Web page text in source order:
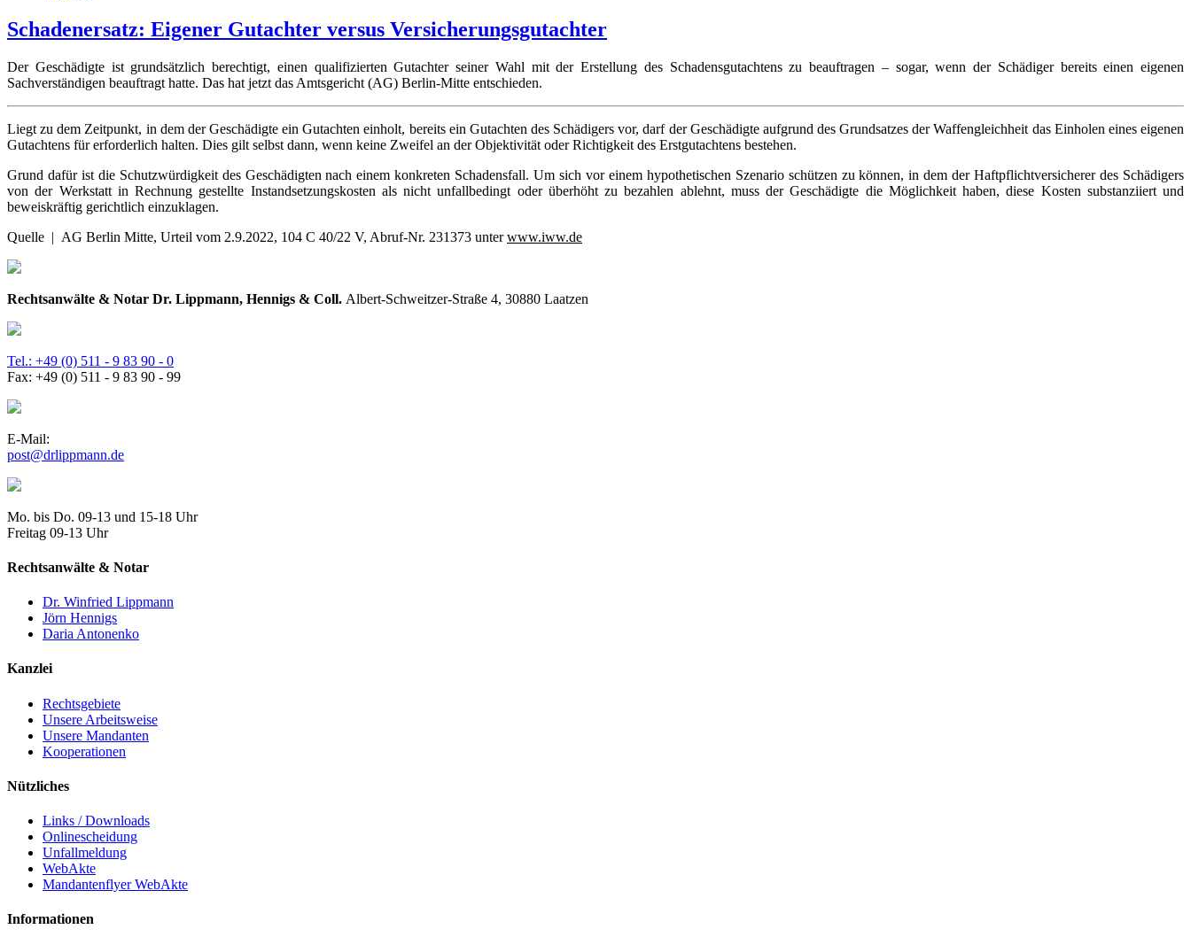
Schadenersatz: Eigener Gutachter versus Versicherungsgutachter
Der Geschädigte ist grundsätzlich berechtigt, einen qualifizierten Gutachter seiner Wahl mit der Erstellung des Schadensgutachtens zu beauftragen – sogar, wenn der Schädiger bereits einen eigenen
Sachverständigen beauftragt hatte. Das hat jetzt das Amtsgericht (AG) Berlin-Mitte entschieden.
Liegt zu dem Zeitpunkt, in dem der Geschädigte ein Gutachten einholt, bereits ein Gutachten des Schädigers vor, darf der Geschädigte aufgrund des Grundsatzes der Waffengleichheit das Einholen eines eigenen
Gutachtens für erforderlich halten. Dies gilt selbst dann, wenn keine Zweifel an der Objektivität oder Richtigkeit des Erstgutachtens bestehen.
Grund dafür ist die Schutzwürdigkeit des Geschädigten nach einem konkreten Schadensfall. Um sich vor einem hypothetischen Szenario schützen zu können, in dem der Haftpflichtversicherer des Schädigers
von der Werkstatt in Rechnung gestellte Instandsetzungskosten als nicht unfallbedingt oder überhöht zu bezahlen ablehnt, muss der Geschädigte die Möglichkeit haben, diese Kosten substanziiert und
beweiskräftig gerichtlich einzuklagen.
Quelle | AG Berlin Mitte, Urteil vom 2.9.2022, 104 C 40/22 V, Abruf-Nr. 231373 unterwww.iww.de
Rechtsanwälte & Notar Dr. Lippmann, Hennigs & Coll. Albert-Schweitzer-Straße 4, 30880 Laatzen
Tel.: +49 (0) 511 - 9 83 90 - 0
Fax: +49 (0) 511 - 9 83 90 - 99
E-Mail:
post@drlippmann.de
Mo. bis Do. 09-13 und 15-18 Uhr
Freitag 09-13 Uhr
Rechtsanwälte & Notar
Dr. Winfried Lippmann
Jörn Hennigs
Daria Antonenko
Kanzlei
Rechtsgebiete
Unsere Arbeitsweise
Unsere Mandanten
Kooperationen
Nützliches
Links / Downloads
Onlinescheidung
Unfallmeldung
WebAkte
Mandantenflyer WebAkte
Informationen